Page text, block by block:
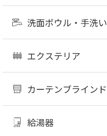
洗面ボウル・手洗い
エクステリア
カーテンブラインド
給湯器